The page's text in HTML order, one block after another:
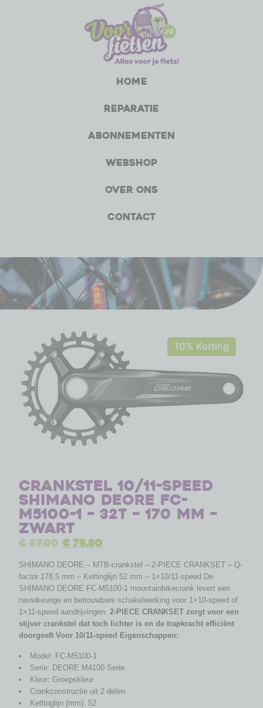
Home
Reparatie
Abonnementen
Webshop
Over ons
Contact
10% Korting
Crankstel 10/11-speed
Shimano Deore FC-
M5100-1 – 32T – 170 mm –
zwart
€87,00 €78,30
SHIMANO DEORE – MTB-crankstel – 2-PIECE CRANKSET – Q-
factor 178,5 mm – Kettinglijn 52 mm – 1×10/11-speed De
SHIMANO DEORE FC-M5100-1 mountainbikecrank levert een
nauwkeurige en betrouwbare schakelwerking voor 1×10-speed of
1×11-speed aandrijvingen.2-PIECE CRANKSET zorgt voor een
stijver crankstel dat toch lichter is en de trapkracht efficiënt
doorgeeft Voor 10/11-speed Eigenschappen:
Model: FC-M5100-1
Serie: DEORE M4100 Serie
Kleur: Groepskleur
Crankconstructie uit 2 delen
Kettinglijn (mm): 52